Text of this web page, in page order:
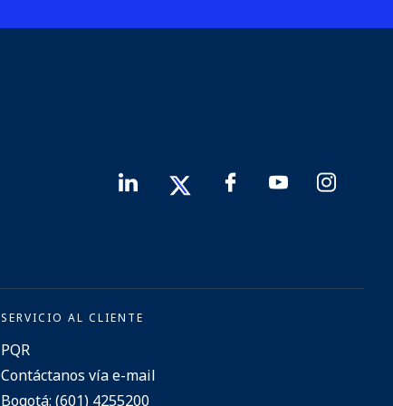
SERVICIO AL CLIENTE
PQR
Contáctanos vía e-mail
Bogotá: (601) 4255200